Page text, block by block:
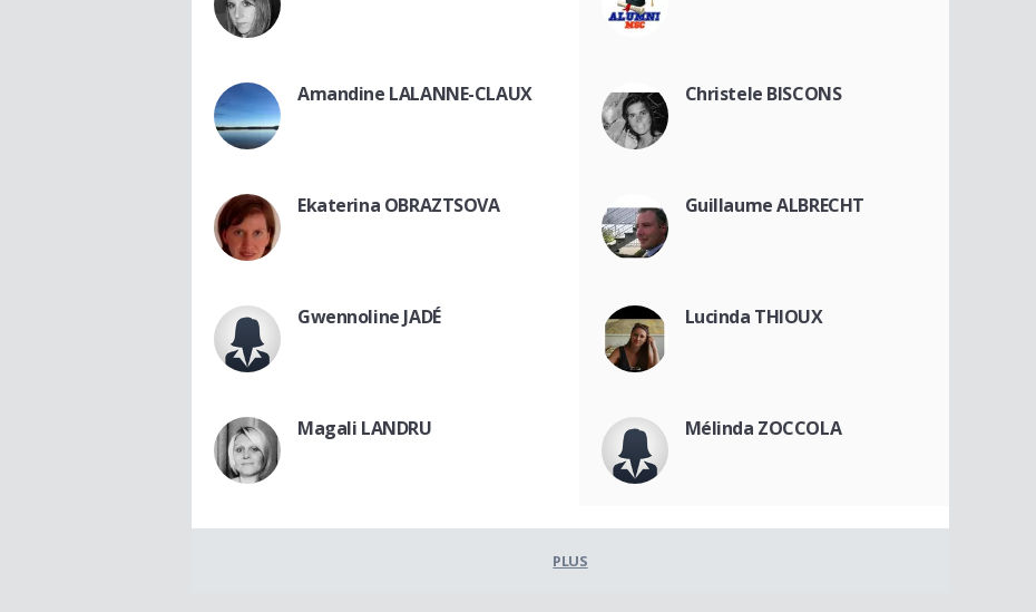
Amandine LALANNE-CLAUX Christele BISCONS
Ekaterina OBRAZTSOVA Guillaume ALBRECHT
Gwennoline JADÉ Lucinda THIOUX
Magali LANDRU Mélinda ZOCCOLA
PLUS